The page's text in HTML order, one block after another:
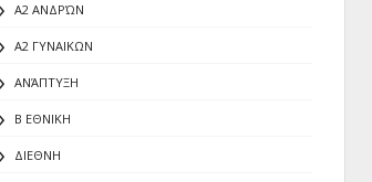
Α2 ΑΝΔΡΏΝ
Α2 ΓΥΝΑΙΚΩΝ
ΑΝΆΠΤΥΞΗ
Β ΕΘΝΙΚΗ
ΔΙΕΘΝΗ